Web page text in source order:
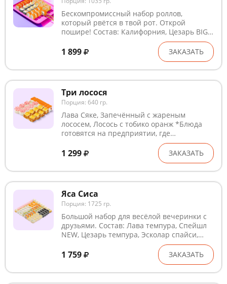
Бескомпромиссный набор роллов,
который рвётся в твой рот. Открой
пошире! Состав: Калифорния, Цезарь BIG,
Запечённый с лососем, Филадельфия с
огурцом. *Блюда готовятся на
предприятии, где используются глютен,
лактоза, кунжут, рыба, ракообразные и
вид может незначительно отличаться от
изображения. На изображении показан
вариант сервировки: коробка-поднос в
заказ не входит
1 899 ЗАКАЗАТЬ
Три лосося
Порция: 640 гр.
Лава Сяке, Запечённый с жареным
лососем, Лосось с тобико оранж *Блюда
готовятся на предприятии, где
используются глютен, лактоза, кунжут,
рыба, ракообразные и продукты их
переработки. В рыбном и курином филе
могут быть кости. Внешний вид может
1 299 ЗАКАЗАТЬ
Яса Сиса
Порция: 1725 гр.
Большой набор для весёлой вечеринки с
друзьями. Состав: Лава темпура, Спейшл
NEW, Цезарь темпура, Эсколар спайси,
Цезарь, Запечённый с крабом,
Запечённый с креветкой, Каппа Маки
*Блюда готовятся на предприятии, где
используются глютен, лактоза, кунжут,
1 759 ЗАКАЗАТЬ